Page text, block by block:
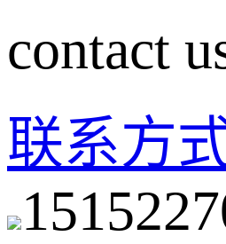
contact
联系方